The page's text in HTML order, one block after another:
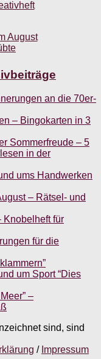
an die 70er-
– Bingokarten in 3
Sommerfreude – 5
in der
ums Handwerken
– Rätsel- und
Knobelheft für
für die
um Sport “Dies
–
sind, sind
/ Impressum